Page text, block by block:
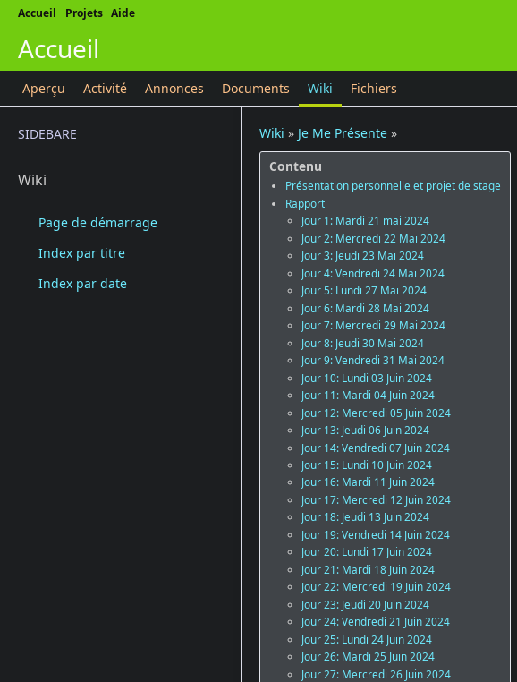
Accueil Projets Aide
Accueil
Aperçu Activité Annonces Documents Wiki Fichiers
SIDEBARE
Wiki
Page de démarrage
Index par titre
Index par date
Wiki » Je Me Présente »
Contenu
Présentation personnelle et projet de stage
Rapport
Jour 1: Mardi 21 mai 2024
Jour 2: Mercredi 22 Mai 2024
Jour 3: Jeudi 23 Mai 2024
Jour 4: Vendredi 24 Mai 2024
Jour 5: Lundi 27 Mai 2024
Jour 6: Mardi 28 Mai 2024
Jour 7: Mercredi 29 Mai 2024
Jour 8: Jeudi 30 Mai 2024
Jour 9: Vendredi 31 Mai 2024
Jour 10: Lundi 03 Juin 2024
Jour 11: Mardi 04 Juin 2024
Jour 12: Mercredi 05 Juin 2024
Jour 13: Jeudi 06 Juin 2024
Jour 14: Vendredi 07 Juin 2024
Jour 15: Lundi 10 Juin 2024
Jour 16: Mardi 11 Juin 2024
Jour 17: Mercredi 12 Juin 2024
Jour 18: Jeudi 13 Juin 2024
Jour 19: Vendredi 14 Juin 2024
Jour 20: Lundi 17 Juin 2024
Jour 21: Mardi 18 Juin 2024
Jour 22: Mercredi 19 Juin 2024
Jour 23: Jeudi 20 Juin 2024
Jour 24: Vendredi 21 Juin 2024
Jour 25: Lundi 24 Juin 2024
Jour 26: Mardi 25 Juin 2024
Jour 27: Mercredi 26 Juin 2024